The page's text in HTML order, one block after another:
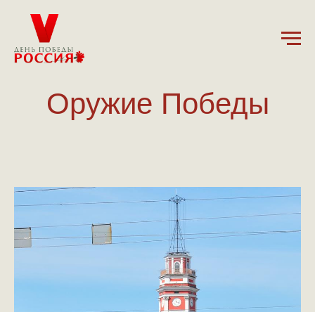
Оружие Победы